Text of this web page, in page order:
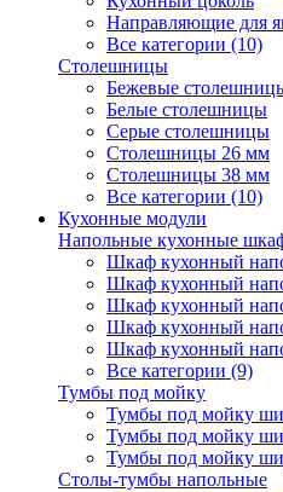
Направляющие для
Все категории (10)
Столешницы
Бежевые
Белые столешницы
Серые столешницы
Столешницы 26 мм
Столешницы 38 мм
Все категории (10)
Кухонные модули
Напольные кухонные
Шкаф кухонный
Шкаф кухонный
Шкаф кухонный
Шкаф кухонный
Шкаф кухонный
Все категории (9)
Тумбы под мойку
Тумбы под мойку
Тумбы под мойку
Тумбы под мойку
Столы-тумбы напольные